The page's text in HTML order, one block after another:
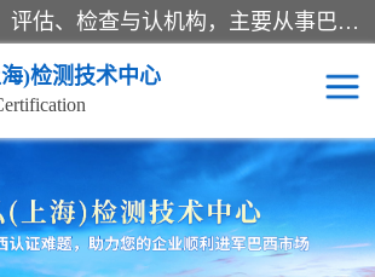
*是一家的测试、评估、检查与认机构，主要从事巴西NR10认证、NR12认证、NR13认证；ANATEL认证、INMTRO认证，欧盟CE认证：MD认证，PED认证，MID认证，ATEX认证，德国蓝色天使认证。
)检测技术中心
NR10认证
NR13认证